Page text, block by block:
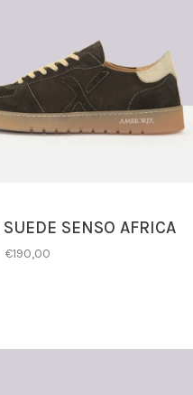
SUEDE SENSO AFRICA
€190,00